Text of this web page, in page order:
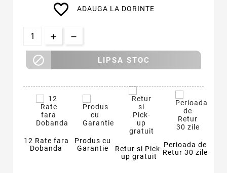
favorite_border ADAUGA LA DORINTE
 LIPSA STOC
12 Rate fara
Dobanda
Produs cu
Garantie
Retur si Pick-
up gratuit
Perioada de
Retur 30 zile